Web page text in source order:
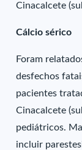
Cinacalcete
Cálcio sérico
Foram
desfechos
pacientes
Cinacalcete
pediátricos.
incluir